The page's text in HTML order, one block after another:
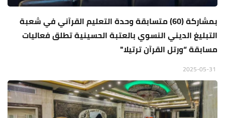
بمشاركة (60) متسابقة وحدة التعليم القرآني في شعبة
التبليغ الديني النسوي بالعتبة الحسينية تطلق فعاليات
مسابقة “ورتل القرآن ترتيلا"